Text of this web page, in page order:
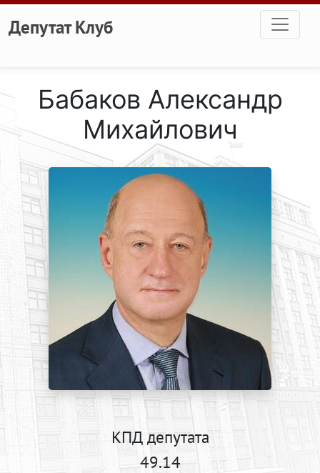
Перейти к основному содержанию
Депутат Клуб
Бабаков Александр
Михайлович
КПД депутата
49.14